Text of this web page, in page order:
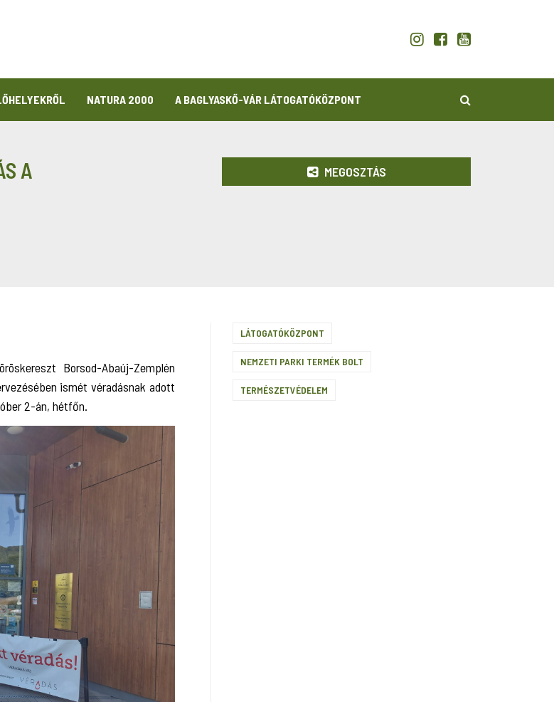
NATURA 2000 A BAGLYASKŐ-VÁR LÁTOGATÓKÖZPONT
A
MEGOSZTÁS
Borsod-Abaúj-Zemplén
ismét véradásnak adott
2-án, hétfőn.
LÁTOGATÓKÖZPONT
NEMZETI PARKI TERMÉK BOLT
TERMÉSZETVÉDELEM